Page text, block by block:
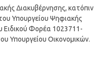
Διακυβέρνησης, κατόπιν
Υπουργείου Ψηφιακής
Ειδικού Φορέα 1023711-
Υπουργείου Οικονομικών.